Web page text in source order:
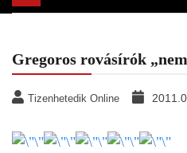
navigation
Gregoros rovásírók
Tizenhetedik Online